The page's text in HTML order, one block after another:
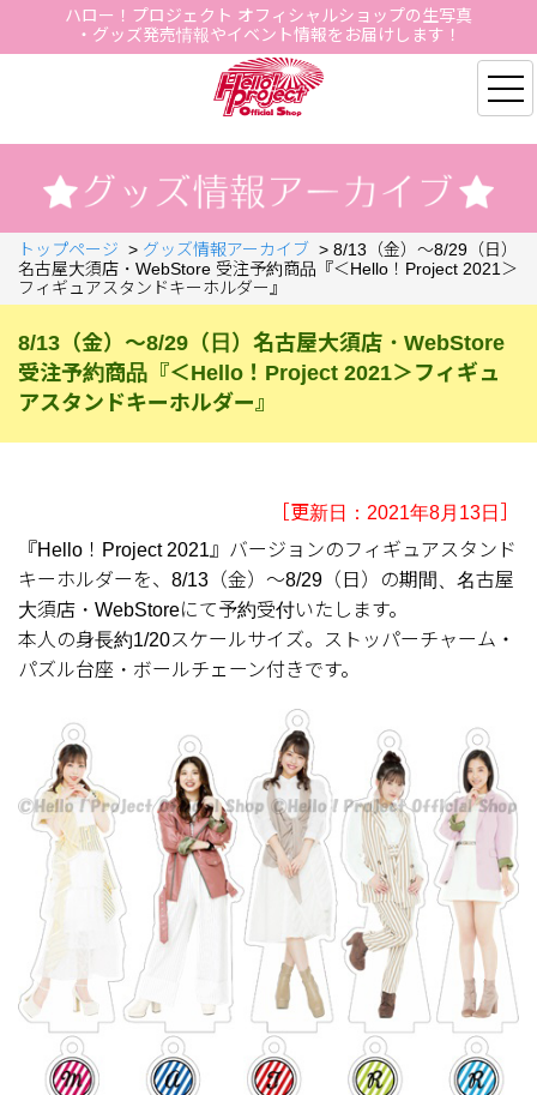
ハロー！プロジェクト オフィシャルショップの生写真
・グッズ発売情報やイベント情報をお届けします！
Hello Project Official
トップページ > グッズ情報アーカイブ > 8/13（金）～8/29（日）
名古屋大須店・WebStore 受注予約商品『＜Hello！Project 2021＞
フィギュアスタンドキーホルダー』
8/13（金）～8/29（日）名古屋大須店・WebStore
受注予約商品『＜Hello！Project 2021＞フィギュ
アスタンドキーホルダー』
［更新日：2021年8月13日］
『Hello！Project 2021』バージョンのフィギュアスタンド
キーホルダーを、8/13（金）～8/29（日）の期間、名古屋
大須店・WebStoreにて予約受付いたします。
本人の身長約1/20スケールサイズ。ストッパーチャーム・
パズル台座・ボールチェーン付きです。